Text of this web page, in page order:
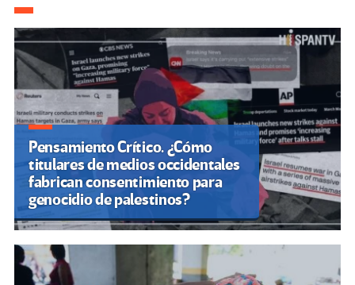
de
entradas
Pensamiento Crítico. ¿Cómo
titulares de medios occidentales
fabrican consentimiento para
genocidio de palestinos?